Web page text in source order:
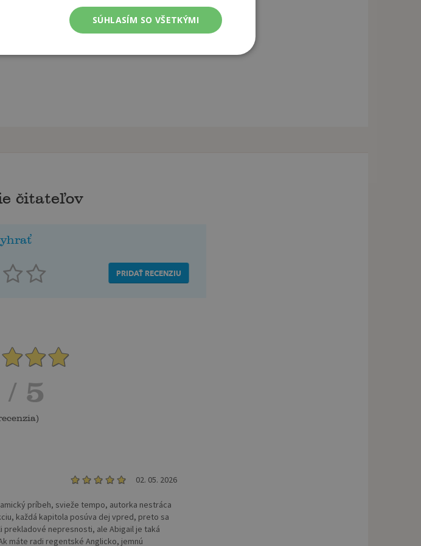
čitateľov
PRIDAŤ RECENZIU
/ 5
)
02. 05. 2026
príbeh, svieže tempo, autorka nestráca
každá kapitola posúva dej vpred, preto sa
prekladové nepresnosti, ale Abigail je taká
máte radi regentské Anglicko, jemnú
SÚHLASÍM SO VŠETKÝMI